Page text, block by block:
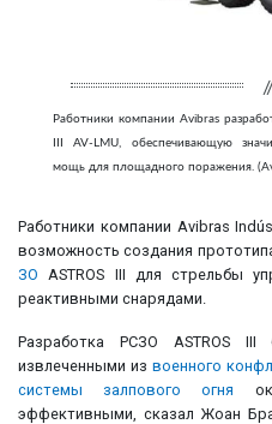
Работники компании Avibras
III AV-LMU, обеспечивающую
мощь для площадного поражения.
Работники компании Avibras
возможность создания
ЗО ASTROS III для стрельбы
реактивными снарядами.
Разработка РСЗО ASTROS III
извлеченными из военного
системы залпового огня
эффективными, сказал Жоан